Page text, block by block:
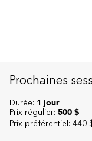
Prochaines
Durée: 1 jour
Prix régulier: 500 $
Prix préférentiel : 440